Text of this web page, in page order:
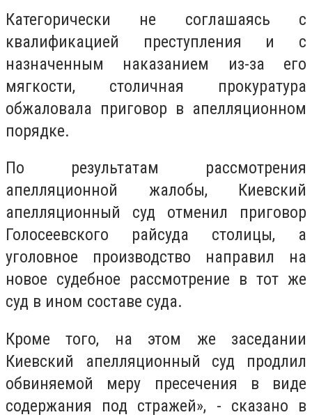
Категорически не соглашаясь с
квалификацией преступления и с
назначенным наказанием из-за его
мягкости, столичная прокуратура
обжаловала приговор в апелляционном
порядке.
По результатам рассмотрения
апелляционной жалобы, Киевский
апелляционный суд отменил приговор
Голосеевского райсуда столицы, а
уголовное производство направил на
новое судебное рассмотрение в тот же
суд в ином составе суда.
Кроме того, на этом же заседании
Киевский апелляционный суд продлил
обвиняемой меру пресечения в виде
содержания под стражей», - сказано в